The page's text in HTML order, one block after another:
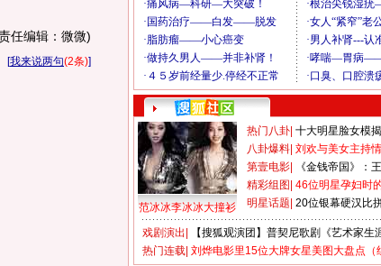
任编辑：微微)
[我来说两句(2条)]
范冰冰李冰冰大撞衫
热门八卦 十大明星脸女模揭
八卦爆料 刘欢与美女主持
第壹电影
《金钱帝国》：
精彩组图 46位明星孕妇时
明星话题 20位银幕硬汉比
戏剧演出
【搜狐观演团】普契尼歌剧《艺术家生
热门连载 刘烨电影里15位大牌女星美图大盘点（